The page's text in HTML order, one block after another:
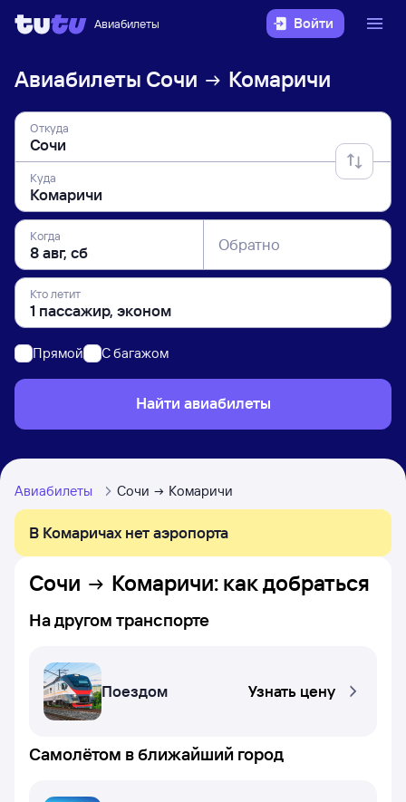
Авиабилеты Войти
Авиабилеты Сочи Комаричи
Откуда
Куда
Когда Обратно
Кто летит
Прямой C багажом
Найти авиабилеты
Авиабилеты Сочи Комаричи
В Комаричах нет аэропорта
Сочи Комаричи: как добраться
На другом транспорте
Поездом Узнать цену
Самолётом в ближайший город